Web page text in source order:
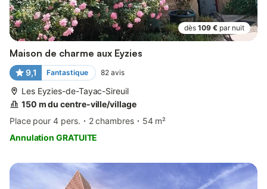
dès 109 € par nuit
Maison de charme aux Eyzies
9,1 Fantastique 82 avis
Les Eyzies-de-Tayac-Sireuil
150 m du centre-ville/village
Place pour 4 pers.
2 chambres
54 m²
Annulation GRATUITE